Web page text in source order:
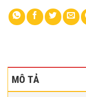
MÔ TẢ